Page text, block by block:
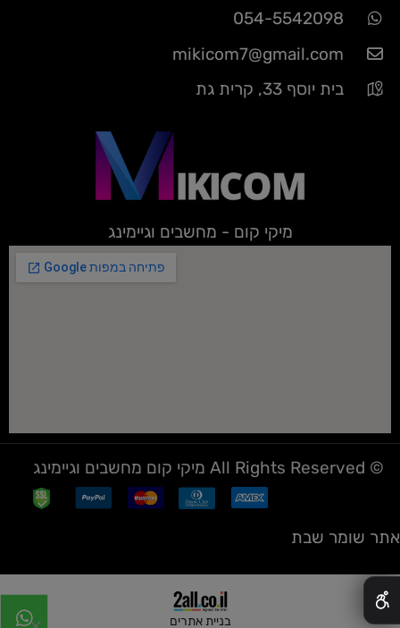
054-5542098
mikicom7@gmail.com
בית יוסף 33, קרית גת
מיקי קום - מחשבים וגיימינג
© All Rights Reserved מיקי קום מחשבים וגיימינג
אתר שומר שבת
בניית אתרים